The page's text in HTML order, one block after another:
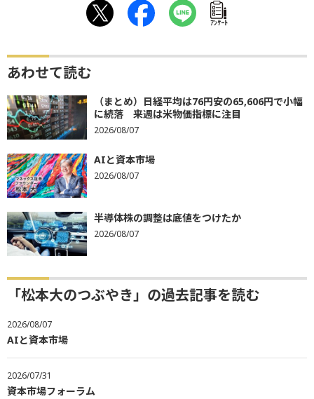
ｱﾝｹｰﾄ
あわせて読む
（まとめ）日経平均は76円安の65,606円で小幅
に続落 来週は米物価指標に注目
2026/08/07
AIと資本市場
2026/08/07
半導体株の調整は底値をつけたか
2026/08/07
「松本大のつぶやき」の過去記事を読む
2026/08/07
AIと資本市場
2026/07/31
資本市場フォーラム